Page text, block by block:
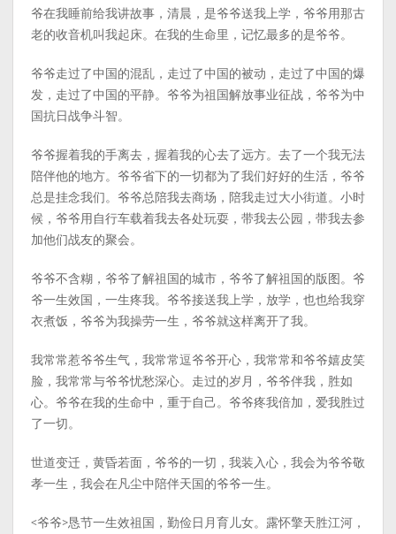
爷在我睡前给我讲故事，清晨，是爷爷送我上学，爷爷用那古
老的收音机叫我起床。在我的生命里，记忆最多的是爷爷。
爷爷走过了中国的混乱，走过了中国的被动，走过了中国的爆
发，走过了中国的平静。爷爷为祖国解放事业征战，爷爷为中
国抗日战争斗智。
爷爷握着我的手离去，握着我的心去了远方。去了一个我无法
陪伴他的地方。爷爷省下的一切都为了我们好好的生活，爷爷
总是挂念我们。爷爷总陪我去商场，陪我走过大小街道。小时
候，爷爷用自行车载着我去各处玩耍，带我去公园，带我去参
加他们战友的聚会。
爷爷不含糊，爷爷了解祖国的城市，爷爷了解祖国的版图。爷
爷一生效国，一生疼我。爷爷接送我上学，放学，也也给我穿
衣煮饭，爷爷为我操劳一生，爷爷就这样离开了我。
我常常惹爷爷生气，我常常逗爷爷开心，我常常和爷爷嬉皮笑
脸，我常常与爷爷忧愁深心。走过的岁月，爷爷伴我，胜如
心。爷爷在我的生命中，重于自己。爷爷疼我倍加，爱我胜过
了一切。
世道变迁，黄昏若面，爷爷的一切，我装入心，我会为爷爷敬
孝一生，我会在凡尘中陪伴天国的爷爷一生。
<爷爷>恳节一生效祖国，勤俭日月育儿女。露怀擎天胜江河，